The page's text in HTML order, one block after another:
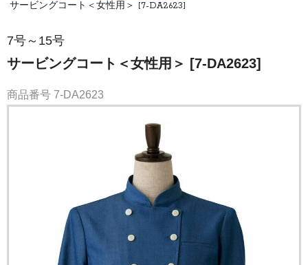
サービングコート＜女性用＞ [7-DA2623]
7号～15号
サービングコート＜女性用＞ [7-DA2623]
商品番号 7-DA2623